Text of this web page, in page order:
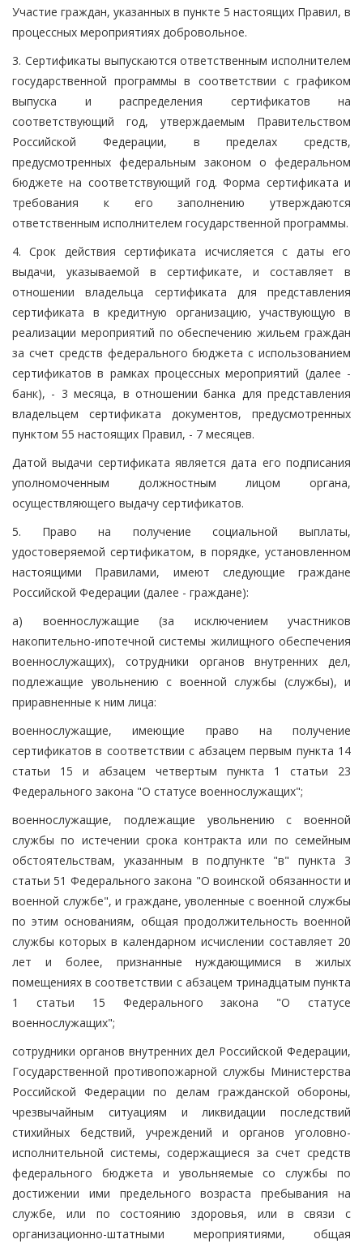
Участие граждан, указанных в пункте 5 настоящих Правил, в
процессных мероприятиях добровольное.
3. Сертификаты выпускаются ответственным исполнителем
государственной программы в соответствии с графиком
выпуска и распределения сертификатов на
соответствующий год, утверждаемым Правительством
Российской Федерации, в пределах средств,
предусмотренных федеральным законом о федеральном
бюджете на соответствующий год. Форма сертификата и
требования к его заполнению утверждаются
ответственным исполнителем государственной программы.
4. Срок действия сертификата исчисляется с даты его
выдачи, указываемой в сертификате, и составляет в
отношении владельца сертификата для представления
сертификата в кредитную организацию, участвующую в
реализации мероприятий по обеспечению жильем граждан
за счет средств федерального бюджета с использованием
сертификатов в рамках процессных мероприятий (далее -
банк), - 3 месяца, в отношении банка для представления
владельцем сертификата документов, предусмотренных
пунктом 55 настоящих Правил, - 7 месяцев.
Датой выдачи сертификата является дата его подписания
уполномоченным должностным лицом органа,
осуществляющего выдачу сертификатов.
5. Право на получение социальной выплаты,
удостоверяемой сертификатом, в порядке, установленном
настоящими Правилами, имеют следующие граждане
Российской Федерации (далее - граждане):
а) военнослужащие (за исключением участников
накопительно-ипотечной системы жилищного обеспечения
военнослужащих), сотрудники органов внутренних дел,
подлежащие увольнению с военной службы (службы), и
приравненные к ним лица:
военнослужащие, имеющие право на получение
сертификатов в соответствии с абзацем первым пункта 14
статьи 15 и абзацем четвертым пункта 1 статьи 23
Федерального закона "О статусе военнослужащих";
военнослужащие, подлежащие увольнению с военной
службы по истечении срока контракта или по семейным
обстоятельствам, указанным в подпункте "в" пункта 3
статьи 51 Федерального закона "О воинской обязанности и
военной службе", и граждане, уволенные с военной службы
по этим основаниям, общая продолжительность военной
службы которых в календарном исчислении составляет 20
лет и более, признанные нуждающимися в жилых
помещениях в соответствии с абзацем тринадцатым пункта
1 статьи 15 Федерального закона "О статусе
военнослужащих";
сотрудники органов внутренних дел Российской Федерации,
Государственной противопожарной службы Министерства
Российской Федерации по делам гражданской обороны,
чрезвычайным ситуациям и ликвидации последствий
стихийных бедствий, учреждений и органов уголовно-
исполнительной системы, содержащиеся за счет средств
федерального бюджета и увольняемые со службы по
достижении ими предельного возраста пребывания на
службе, или по состоянию здоровья, или в связи с
организационно-штатными мероприятиями, общая